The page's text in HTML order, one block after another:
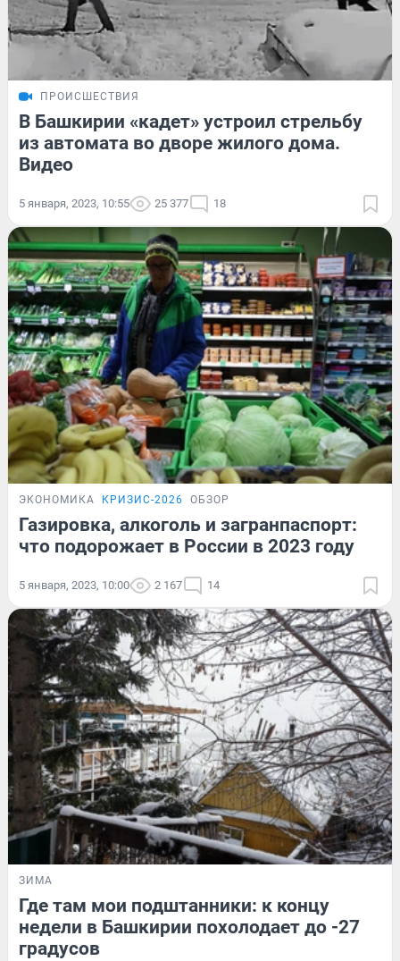
ПРОИСШЕСТВИЯ
В Башкирии «кадет» устроил стрельбу
из автомата во дворе жилого дома.
Видео
5 января, 2023, 10:55 25 377 18
ЭКОНОМИКА КРИЗИС-2026 ОБЗОР
Газировка, алкоголь и загранпаспорт:
что подорожает в России в 2023 году
5 января, 2023, 10:00 2 167 14
ЗИМА
Где там мои подштанники: к концу
недели в Башкирии похолодает до -27
градусов